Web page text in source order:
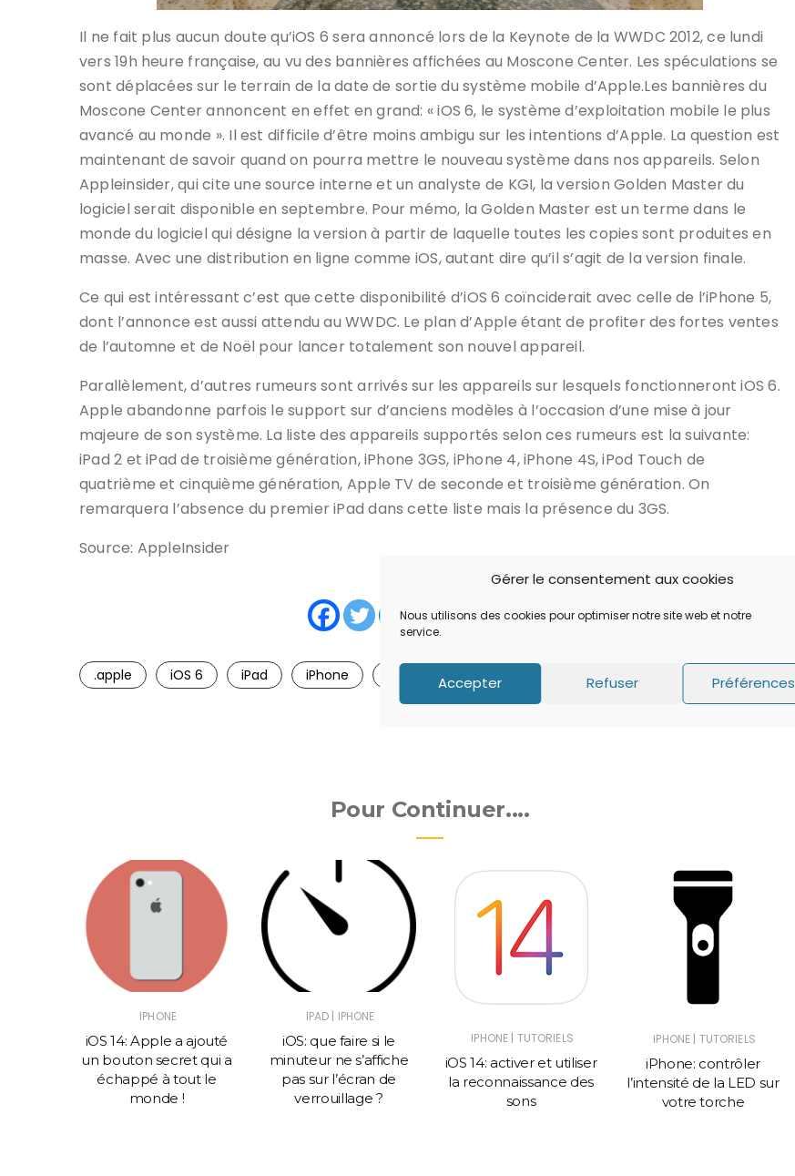
Gérer le consentement aux cookies
Nous utilisons des cookies pour optimiser notre site web et notre
service.
Accepter Refuser Préférences
Il ne fait plus aucun doute qu’iOS 6 sera annoncé lors de la Keynote de la WWDC 2012, ce lundi
vers 19h heure française, au vu des bannières affichées au Moscone Center. Les spéculations se
sont déplacées sur le terrain de la date de sortie du système mobile d’Apple.Les bannières du
Moscone Center annoncent en effet en grand: « iOS 6, le système d’exploitation mobile le plus
avancé au monde ». Il est difficile d’être moins ambigu sur les intentions d’Apple. La question est
maintenant de savoir quand on pourra mettre le nouveau système dans nos appareils. Selon
Appleinsider, qui cite une source interne et un analyste de KGI, la version Golden Master du
logiciel serait disponible en septembre. Pour mémo, la Golden Master est un terme dans le
monde du logiciel qui désigne la version à partir de laquelle toutes les copies sont produites en
masse. Avec une distribution en ligne comme iOS, autant dire qu’il s’agit de la version finale.
Ce qui est intéressant c’est que cette disponibilité d’iOS 6 coïnciderait avec celle de l’iPhone 5,
dont l’annonce est aussi attendu au WWDC. Le plan d’Apple étant de profiter des fortes ventes
de l’automne et de Noël pour lancer totalement son nouvel appareil.
Parallèlement, d’autres rumeurs sont arrivés sur les appareils sur lesquels fonctionneront iOS 6.
Apple abandonne parfois le support sur d’anciens modèles à l’occasion d’une mise à jour
majeure de son système. La liste des appareils supportés selon ces rumeurs est la suivante:
iPad 2 et iPad de troisième génération, iPhone 3GS, iPhone 4, iPhone 4S, iPod Touch de
quatrième et cinquième génération, Apple TV de seconde et troisième génération. On
remarquera l’absence du premier iPad dans cette liste mais la présence du 3GS.
Source: AppleInsider
.apple iOS 6 iPad iPhone wwdc 2012
Pour Continuer....
IPHONE
iOS 14: Apple a ajouté
un bouton secret qui a
échappé à tout le
monde !
IPAD | IPHONE
iOS: que faire si le
minuteur ne s’affiche
pas sur l’écran de
verrouillage ?
IPHONE | TUTORIELS
iOS 14: activer et utiliser
la reconnaissance des
sons
IPHONE | TUTORIELS
iPhone: contrôler
l’intensité de la LED sur
votre torche